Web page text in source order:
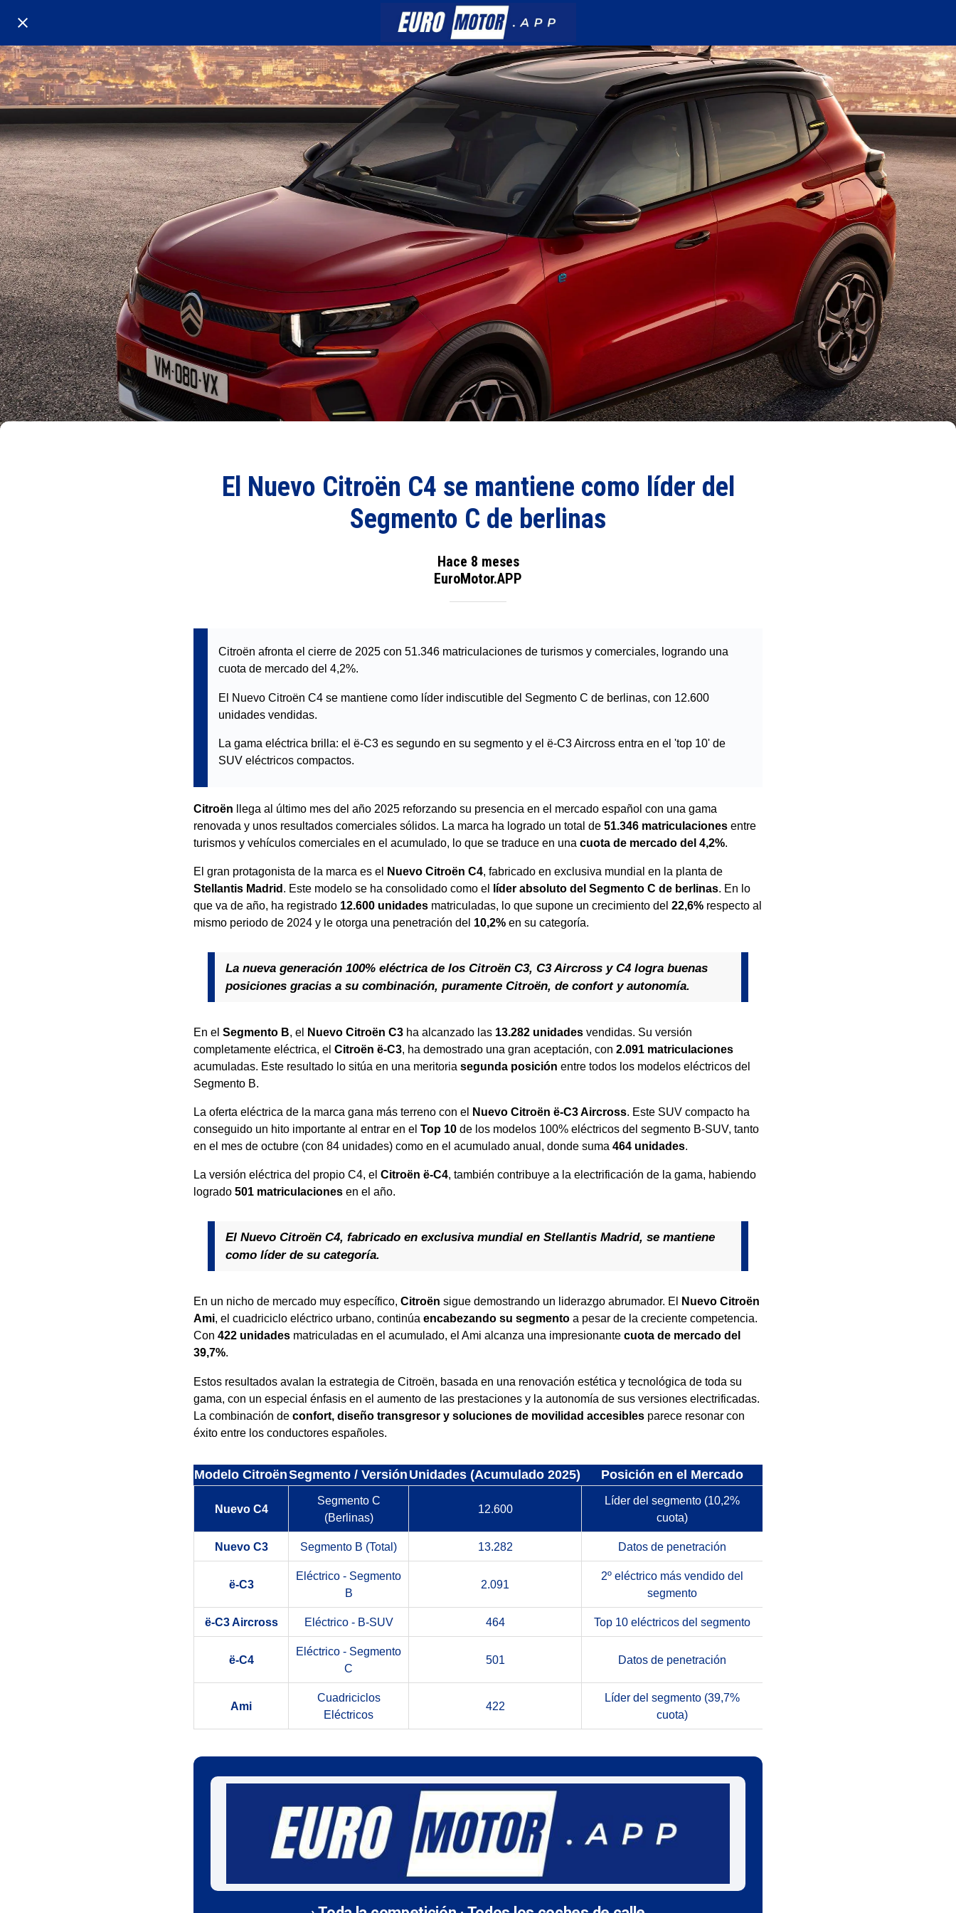
El Nuevo Citroën C4 se mantiene como líder del
Segmento C de berlinas
Hace 8 meses
EuroMotor.APP
Citroën afronta el cierre de 2025 con 51.346 matriculaciones de turismos y comerciales, logrando una
cuota de mercado del 4,2%.
El Nuevo Citroën C4 se mantiene como líder indiscutible del Segmento C de berlinas, con 12.600
unidades vendidas.
La gama eléctrica brilla: el ë-C3 es segundo en su segmento y el ë-C3 Aircross entra en el 'top 10' de
SUV eléctricos compactos.
Citroën llega al último mes del año 2025 reforzando su presencia en el mercado español con una gama
renovada y unos resultados comerciales sólidos. La marca ha logrado un total de 51.346 matriculaciones entre
turismos y vehículos comerciales en el acumulado, lo que se traduce en una cuota de mercado del 4,2%
El gran protagonista de la marca es el Nuevo Citroën C4, fabricado en exclusiva mundial en la planta de
Stellantis Madrid. Este modelo se ha consolidado como el líder absoluto del Segmento C de berlinas. En lo
que va de año, ha registrado 12.600 unidades matriculadas, lo que supone un crecimiento del 22,6% respecto al
mismo periodo de 2024 y le otorga una penetración del 10,2% en su categoría.
La nueva generación 100% eléctrica de los Citroën C3, C3 Aircross y C4 logra buenas
posiciones gracias a su combinación, puramente Citroën, de confort y autonomía.
En el Segmento B, el Nuevo Citroën C3 ha alcanzado las 13.282 unidades vendidas. Su versión
completamente eléctrica, el Citroën ë-C3, ha demostrado una gran aceptación, con 2.091 matriculaciones
acumuladas. Este resultado lo sitúa en una meritoria segunda posición entre todos los modelos eléctricos del
Segmento B.
La oferta eléctrica de la marca gana más terreno con el Nuevo Citroën ë-C3 Aircross. Este SUV compacto ha
conseguido un hito importante al entrar en el Top 10 de los modelos 100% eléctricos del segmento B-SUV, tanto
en el mes de octubre (con 84 unidades) como en el acumulado anual, donde suma 464 unidades.
La versión eléctrica del propio C4, el Citroën ë-C4, también contribuye a la electrificación de la gama, habiendo
logrado 501 matriculaciones en el año.
El Nuevo Citroën C4, fabricado en exclusiva mundial en Stellantis Madrid, se mantiene
como líder de su categoría.
En un nicho de mercado muy específico, Citroën sigue demostrando un liderazgo abrumador. El
Nuevo Citroën
Ami, el cuadriciclo eléctrico urbano, continúa encabezando su segmento a pesar de la creciente competencia.
Con 422 unidades matriculadas en el acumulado, el Ami alcanza una impresionante cuota de mercado del
39,7%.
Estos resultados avalan la estrategia de Citroën, basada en una renovación estética y tecnológica de toda su
gama, con un especial énfasis en el aumento de las prestaciones y la autonomía de sus versiones electrificadas.
La combinación de confort, diseño transgresor y soluciones de movilidad accesibles parece resonar con
éxito entre los conductores españoles.
Modelo CitroënSegmento / Versión Unidades (Acumulado 2025) Posición en el Mercado
Nuevo C4
Segmento C
(Berlinas)
12.600
Líder del segmento (10,2%
cuota)
Nuevo C3 Segmento B (Total) 13.282 Datos de penetración
ë-C3
Eléctrico - Segmento
B
2.091
2º eléctrico más vendido del
segmento
ë-C3 Aircross Eléctrico - B-SUV 464 Top 10 eléctricos del segmento
ë-C4
Eléctrico - Segmento
C
501 Datos de penetración
Ami
Cuadriciclos
Eléctricos
422
Líder del segmento (39,7%
cuota)